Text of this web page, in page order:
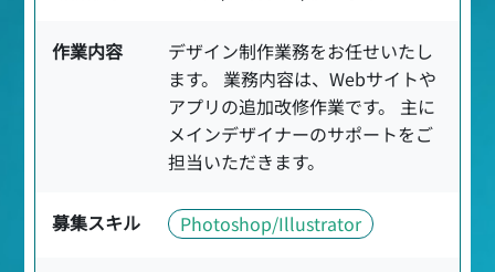
作業内容
デザイン制作業務をお任せいたし
ます。 業務内容は、Webサイトや
アプリの追加改修作業です。 主に
メインデザイナーのサポートをご
担当いただきます。
募集スキル Photoshop/Illustrator